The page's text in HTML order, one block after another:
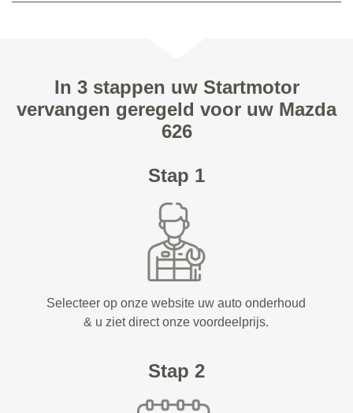
In 3 stappen uw Startmotor
vervangen geregeld voor uw Mazda
626
Stap 1
Selecteer op onze website uw auto onderhoud
& u ziet direct onze voordeelprijs.
Stap 2